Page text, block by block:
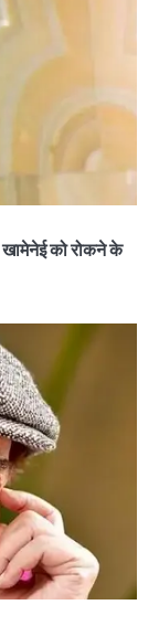
खामेनेई को रोकने के